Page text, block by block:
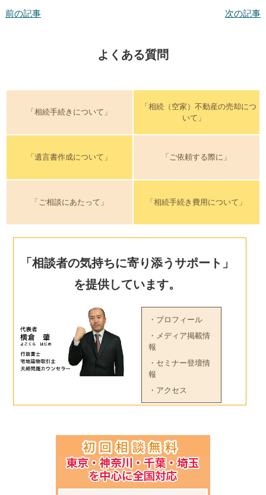
前の記事 次の記事
よくある質問
「相続手続きについて」
「相続（空家）不動産の売却につ
いて」
「遺言書作成について」 「ご依頼する際に」
「ご相談にあたって」 「相続手続き費用について」
「相談者の気持ちに寄り添うサポート」
を提供しています。
・プロフィール
・メディア掲載情
報
・セミナー登壇情
報
・アクセス